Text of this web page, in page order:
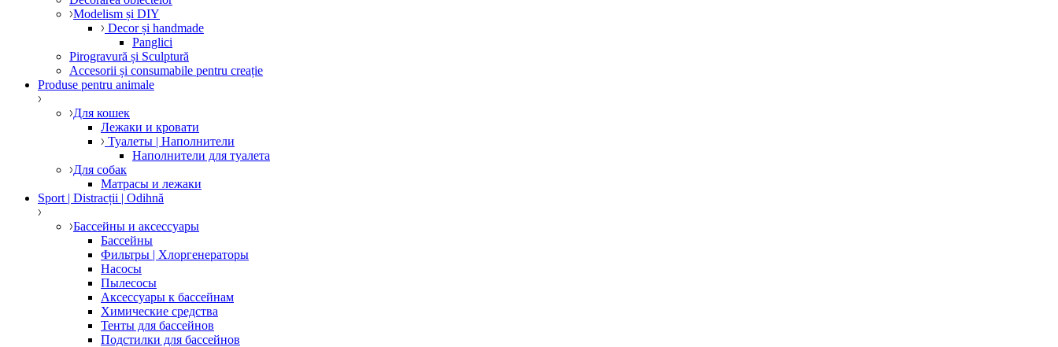
Modelism și DIY
Decor și handmade
Panglici
Pirogravură și Sculptură
Accesorii și consumabile pentru creație
Produse pentru animale
Для кошек
Лежаки и кровати
Туалеты | Наполнители
Наполнители для туалета
Для собак
Матрасы и лежаки
Sport | Distracții | Odihnă
Бассейны и аксессуары
Бассейны
Фильтры | Хлоргенераторы
Насосы
Пылесосы
Аксессуары к бассейнам
Химические средства
Тенты для бассейнов
Подстилки для бассейнов